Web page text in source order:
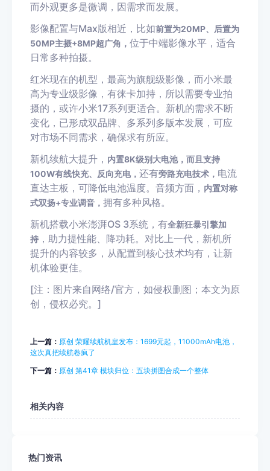
而外观更多是微调，因需求而发展。
影像配置与Max版相近，比如前置为20MP、后置为
50MP主摄+8MP超广角， 位于中端影像水平，适合
日常多种拍摄。
红米现在的机型，最高为旗舰级影像，而小米最
高为专业级影像，有徕卡加持，所以需要专业拍
摄的，或许小米17系列更适合。新机的需求不断
变化，已形成双品牌、多系列多版本发展，可应
对市场不同需求，确保求有所应。
新机续航大提升， 内置8K级别大电池，而且支持
100W有线快充、反向充电， 还有旁路充电技术， 电流
直达主板，可降低电池温度。音频方面， 内置对称
式双扬+专业调音， 拥有多种风格。
新机搭载小米澎湃OS 3系统，有全新狂暴引擎加
持 ，助力提性能、降功耗。对比上一代，新机所
提升的内容较多，从配置到核心技术均有，让新
机体验更佳。
[注：图片来自网络/官方，如侵权删图；本文为原
创，侵权必究。]
上一篇： 原创 荣耀续航机皇发布：1699元起，11000mAh电池，
这次真把续航卷疯了
下一篇： 原创 第41章 模块归位：五块拼图合成一个整体
相关内容
热门资讯